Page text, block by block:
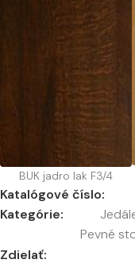
BUK jadro lak F3/4
Katalógové číslo:
Kategórie:
Pevné
Zdielať: